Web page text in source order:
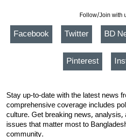
Follow/Join with
Facebook Twitter BD
Pinterest
Stay up-to-date with the latest news
comprehensive coverage includes
culture. Get breaking news,
issues that matter most to
community.